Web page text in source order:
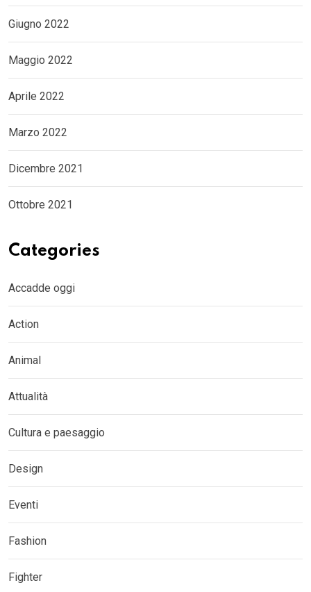
Giugno 2022
Maggio 2022
Aprile 2022
Marzo 2022
Dicembre 2021
Ottobre 2021
Categories
Accadde oggi
Action
Animal
Attualità
Cultura e paesaggio
Design
Eventi
Fashion
Fighter